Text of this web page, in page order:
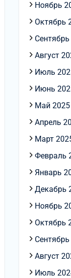
Ноябрь
Октябрь
Август
Июль
Июнь
Май 2025
Апрель
Март
Февраль
Январь
Декабрь
Ноябрь
Октябрь
Август
Июль